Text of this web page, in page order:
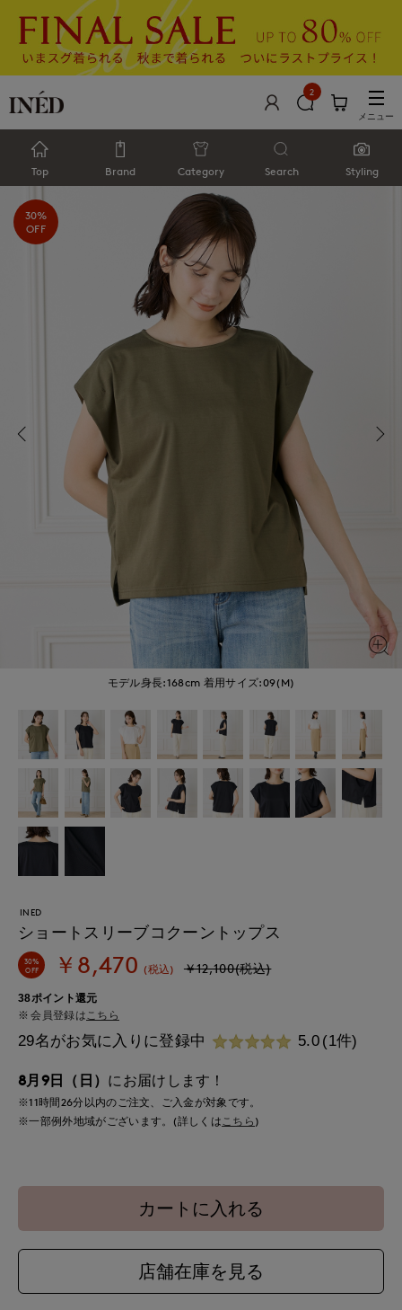
2
メニュー
Top Brand Category Search Styling
モデル身長:168cm 着用サイズ:09(M)
30%
OFF
INED
ショートスリーブコクーントップス
30%
OFF
￥8,470 (税込) ￥12,100(税込)
38ポイント還元
会員登録は こちら
29名がお気に入りに登録中 5.0 (1件)
8月9日（日） にお届けします！
※11時間26分以内のご注文、ご入金が対象です。
※一部例外地域がございます。(詳しくはこちら )
カートに入れる
店舗在庫を見る